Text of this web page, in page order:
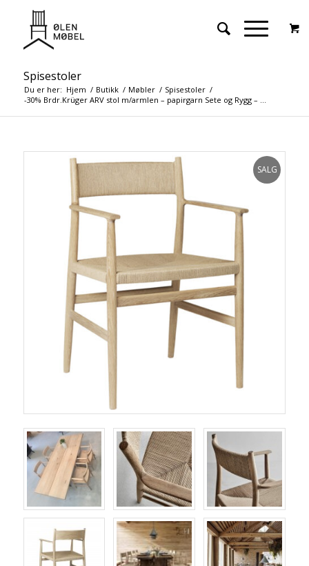
Spisestoler
Du er her: Hjem / Butikk / Møbler / Spisestoler /
-30% Brdr.Krüger ARV stol m/armlen – papirgarn Sete og Rygg – ...
SALG